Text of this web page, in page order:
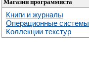
Магазин программиста
Книги и журналы
Операционные системы
Коллекции текстур